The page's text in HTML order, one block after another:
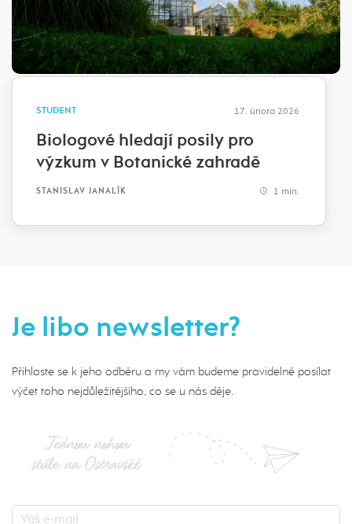
STUDENT 17. února 2026
Biologové hledají posily pro
výzkum v Botanické zahradě
STANISLAV JANALÍK 1 min.
Je libo newsletter?
Přihlaste se k jeho odběru a my vám budeme pravidelně posílat
výčet toho nejdůležitějšího, co se u nás děje.
Jednou nohou
stále na Ostravské